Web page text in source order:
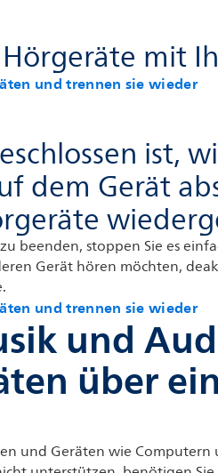
mit
und trennen sie wieder
ist,
dem Gerät
beenden, stoppen Sie es
Gerät hören möchten,
und trennen sie wieder
und
über
und Geräten wie